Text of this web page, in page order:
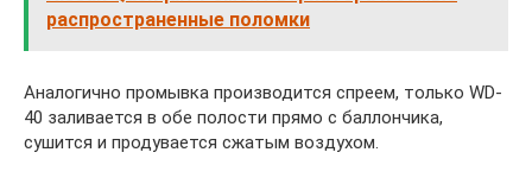
распространенные поломки
Аналогично промывка производится спреем, только WD-
40 заливается в обе полости прямо с баллончика,
сушится и продувается сжатым воздухом.